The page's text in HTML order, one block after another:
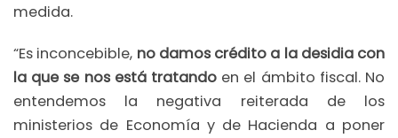
medida.
“Es inconcebible, no damos crédito a la desidia con
la que se nos está tratando en el ámbito fiscal. No
entendemos la negativa reiterada de los
ministerios de Economía y de Hacienda a poner